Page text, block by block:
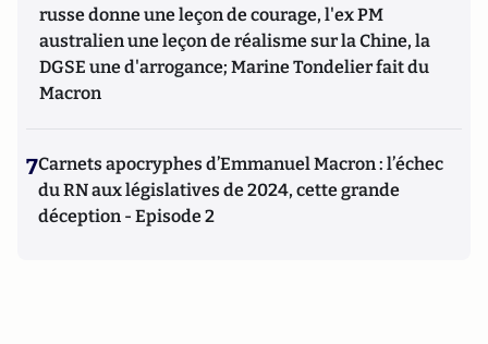
russe donne une leçon de courage, l'ex PM
australien une leçon de réalisme sur la Chine, la
DGSE une d'arrogance; Marine Tondelier fait du
Macron
7Carnets apocryphes d’Emmanuel Macron : l’échec
du RN aux législatives de 2024, cette grande
déception - Episode 2